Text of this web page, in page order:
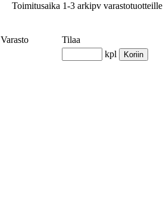
Toimitusaika 1-3 arkipvvarastotuotteille
Varasto
Tilaa
kpl Koriin